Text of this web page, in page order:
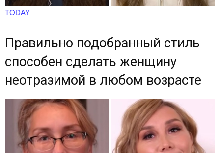
TODAY
Правильно подобранный стиль
способен сделать женщину
неотразимой в любом возрасте